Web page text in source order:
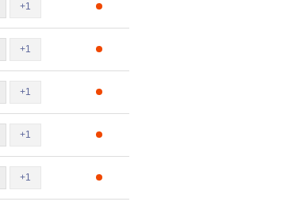
+1
+1
+1
+1
+1